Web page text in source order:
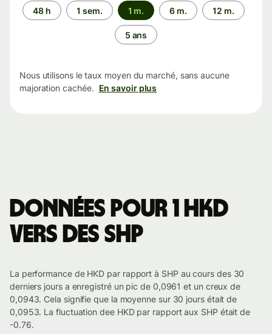
Période
48 h 1 sem. 1 m. 6 m. 12 m.
5 ans
Nous utilisons le taux moyen du marché, sans aucune
majoration cachée. En savoir plus
Données pour 1 HKD
vers des SHP
La performance de HKD par rapport à SHP au cours des 30
derniers jours a enregistré un pic de 0,0961 et un creux de
0,0943. Cela signifie que la moyenne sur 30 jours était de
0,0953. La fluctuation dee HKD par rapport aux SHP était de
-0.76.